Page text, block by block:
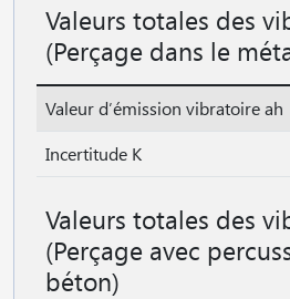
Valeurs totales des
(Perçage dans le
Valeur d′émission vibratoire ah
Incertitude K
Valeurs totales des
(Perçage avec
béton)